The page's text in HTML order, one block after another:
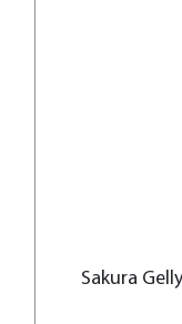
Sakura